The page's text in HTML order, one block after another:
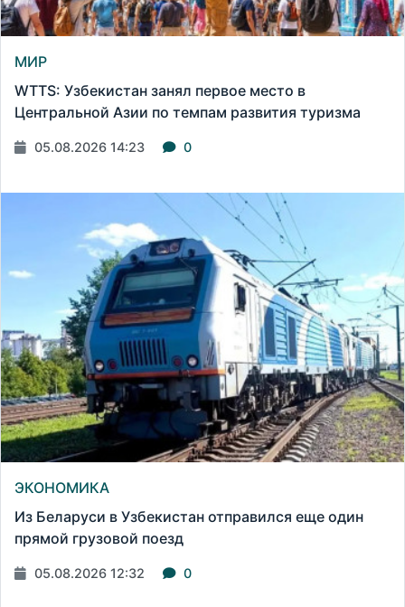
МИР
WTTS: Узбекистан занял первое место в
Центральной Азии по темпам развития туризма
05.08.2026 14:23 0
ЭКОНОМИКА
Из Беларуси в Узбекистан отправился еще один
прямой грузовой поезд
05.08.2026 12:32 0